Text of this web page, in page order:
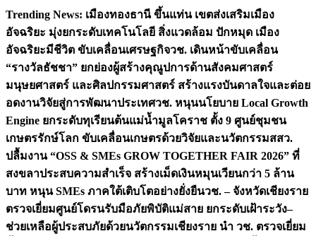
Skip
to
content
Trending News: เมืองทองธานี ขึ้นแท่น เขตส่งเสริมเมือง
อัจฉริยะ มุ่งยกระดับเทคโนโลยี สิ่งแวดล้อม ปักหมุด เมือง
อัจฉริยะมีชีวิต ขับเคลื่อนเศรษฐกิจวช. เดินหน้าขับเคลื่อน
“รางวัลธัชชา” ยกย่องผู้สร้างคุณูปการด้านสังคมศาสตร์
มนุษยศาสตร์ และศิลปกรรมศาสตร์ สร้างแรงบันดาลใจและต่อย
อดงานวิจัยสู่การพัฒนาประเทศวช. หนุนนโยบาย Local Growth
Engine ยกระดับทุเรียนต้นแม่น้ำมูลโคราช ตั้ง 9 ศูนย์ชุมชน
เกษตรรักษ์โลก ขับเคลื่อนเกษตรด้วยวิจัยและนวัตกรรมสสว.
ปลื้มงาน “OSS & SMEs GROW TOGETHER FAIR 2026” ที่
สงขลาประสบความสำเร็จ สร้างเม็ดเงินหมุนเวียนกว่า 5 ล้าน
บาท หนุน SMEs ภาคใต้เติบโตอย่างยั่งยืนวช. – จังหวัดเชียงราย
ตรวจเยี่ยมศูนย์โดรนรับมือภัยพิบัติแม่สาย ยกระดับเฝ้าระวัง–
ช่วยเหลือผู้ประสบภัยด้วยนวัตกรรมเชียงราย นำ วช. ตรวจเยี่ยม